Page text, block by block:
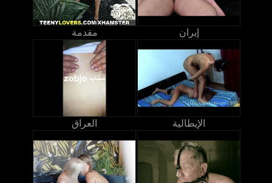
مقدمة إيران
العراق الإيطالية